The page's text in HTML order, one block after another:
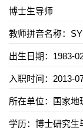
博士生导师
教师拼音名称：
出生日期：1983-
入职时间：2013-
所在单位：国家
学历：博士研究生